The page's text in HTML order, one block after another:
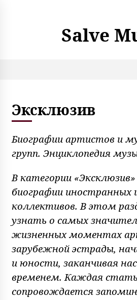
Salve
Эксклюзив
Биографии артистов и
групп. Энциклопедия
В категории
биографии иностранных
коллективов. В этом
узнать о самых
жизненных моментах
зарубежной эстрады,
и юности, заканчивая
временем. Каждая
сопровождается